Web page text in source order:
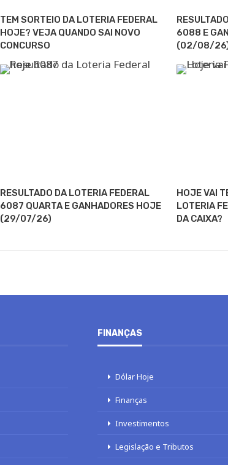
TEM SORTEIO DA LOTERIA FEDERAL
HOJE? VEJA QUANDO SAI NOVO
CONCURSO
6088 E
(02/08/
RESULTADO DA LOTERIA FEDERAL
6087 QUARTA E GANHADORES HOJE
(29/07/26)
HOJE VAI
LOTERIA
DA CAIXA?
FINANÇAS
Dólar Hoje
Finanças
Investimentos
Legislação e Tributos